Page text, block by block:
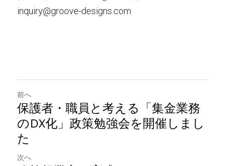
inquiry@groove-designs.com
前へ
保護者・職員と考える「集金業務
のDX化」政策勉強会を開催しまし
た
次へ